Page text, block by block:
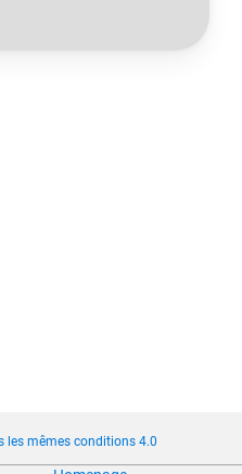
les mêmes conditions 4.0